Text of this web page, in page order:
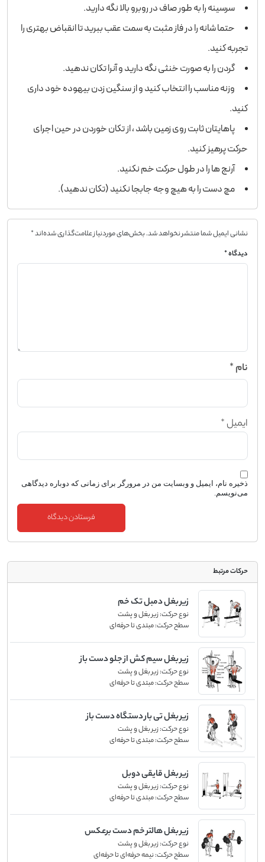
سرسینه را به طور صاف در روبرو بالا نگه دارید.
حتما شانه را در فاز مثبت به سمت عقب ببرید تا انقباض بهتری را
تجربه کنید.
گردن را به صورت خنثی نگه دارید و آنرا تکان ندهید.
وزنه مناسب را انتخاب کنید و از سنگین زدن بیهوده خود داری
کنید.
پاهایتان ثابت روی زمین باشد ، از تکان خوردن در حین اجرای
حرکت پرهیز کنید.
آرنج ها را در طول حرکت خم نکنید.
مچ دست را به هیچ وجه جابجا نکنید (تکان ندهید).
نشانی ایمیل شما منتشر نخواهد شد.بخش‌های موردنیاز علامت‌گذاری شده‌اند*
دیدگاه*
نام*
ایمیل*
ذخیره نام، ایمیل و وبسایت من در مرورگر برای زمانی که دوباره دیدگاهی
می‌نویسم.
حرکات مرتبط
زیر بغل دمبل تک خم
نوع حرکت:زیر بغل و پشت
سطح حرکت:مبتدی تا حرفه‌ای
زیر بغل سیم کش از جلو دست باز
نوع حرکت:زیر بغل و پشت
سطح حرکت:مبتدی تا حرفه‌ای
زیر بغل تی بار دستگاه دست باز
نوع حرکت:زیر بغل و پشت
سطح حرکت:مبتدی تا حرفه‌ای
زیر بغل قایقی دوبل
نوع حرکت:زیر بغل و پشت
سطح حرکت:مبتدی تا حرفه‌ای
زیر بغل هالتر خم دست برعکس
نوع حرکت:زیر بغل و پشت
سطح حرکت:نیمه حرفه‌ای تا حرفه‌ای